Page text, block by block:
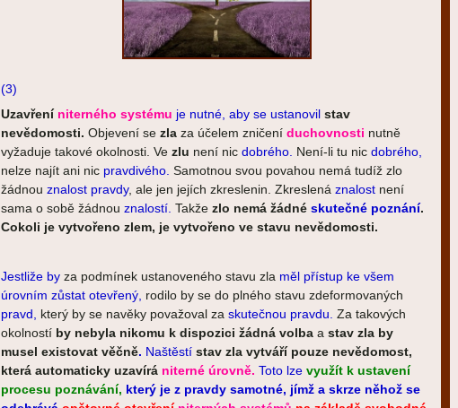
(3)
Uzavření niterného systému je nutné, aby se ustanovil stav
nevědomosti. Objevení se zla za účelem zničení duchovnosti nutně
vyžaduje takové okolnosti. Ve zlu není nic dobrého. Není-li tu nic dobrého,
nelze najít ani nic pravdivého. Samotnou svou povahou nemá tudíž zlo
žádnou znalost pravdy, ale jen jejích zkreslenin. Zkreslená znalost není
sama o sobě žádnou znalostí. Takže zlo nemá žádné skutečné poznání.
Cokoli je vytvořeno zlem, je vytvořeno ve stavu nevědomosti.
Jestliže by za podmínek ustanoveného stavu zla měl přístup ke všem
úrovním zůstat otevřený, rodilo by se do plného stavu zdeformovaných
pravd,
který by se navěky považoval za skutečnou pravdu. Za takových
okolností by nebyla nikomu k dispozici žádná volba a stav zla by
musel existovat věčně. Naštěstí stav zla vytváří pouze nevědomost,
která automaticky uzavírá niterné úrovně. Toto lze využít k ustavení
procesu poznávání, který je z pravdy samotné, jímž a skrze něhož se